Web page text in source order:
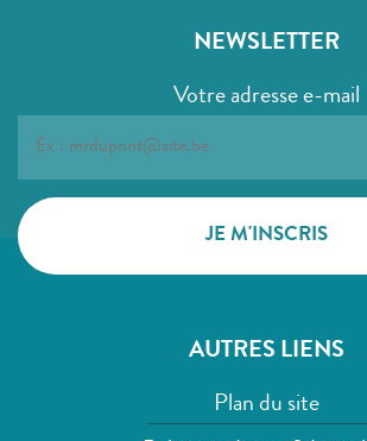
NEWSLETTER
Votre adresse e-mail
AUTRES LIENS
Plan du site